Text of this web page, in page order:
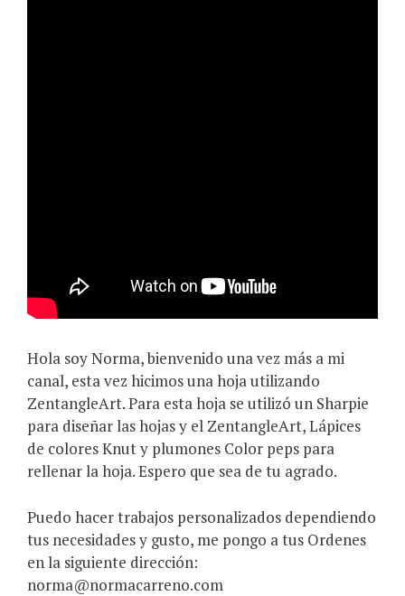
Hola soy Norma, bienvenido una vez más a mi
canal, esta vez hicimos una hoja utilizando
ZentangleArt. Para esta hoja se utilizó un Sharpie
para diseñar las hojas y el ZentangleArt, Lápices
de colores Knut y plumones Color peps para
rellenar la hoja. Espero que sea de tu agrado.
Puedo hacer trabajos personalizados dependiendo
tus necesidades y gusto, me pongo a tus Ordenes
en la siguiente dirección:
norma@normacarreno.com